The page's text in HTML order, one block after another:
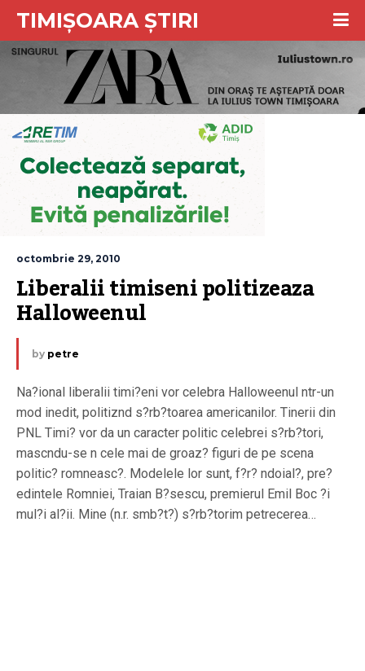
TIMIȘOARA ȘTIRI
octombrie 29, 2010
Liberalii timiseni politizeaza
Halloweenul
by petre
Na?ional liberalii timi?eni vor celebra Halloweenul ntr-un
mod inedit, politiznd s?rb?toarea americanilor. Tinerii din
PNL Timi? vor da un caracter politic celebrei s?rb?tori,
mascndu-se n cele mai de groaz? figuri de pe scena
politic? romneasc?. Modelele lor sunt, f?r? ndoial?, pre?
edintele Romniei, Traian B?sescu, premierul Emil Boc ?i
mul?i al?ii. Mine (n.r. smb?t?) s?rb?torim petrecerea…